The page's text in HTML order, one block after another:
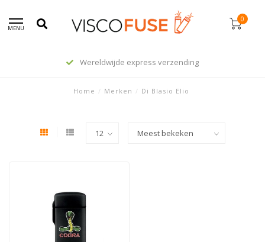
MENU
0
Wereldwijde express verzending
Home / Merken / Di Blasio Elio